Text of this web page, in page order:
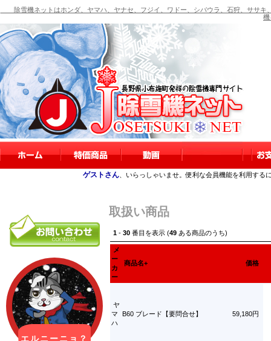
除雪機ネットはホンダ、ヤマハ、ヤナセ、フジイ、ワドー、シバウラ、石狩、ササキ
機
ゲストさん 、いらっしゃいませ。便利な会員機能を利用する
取扱い商品
1 - 30 番目を表示 (49 ある商品のうち)
メ
ー
カ
ー
商品名+ 価格
ヤ
マ
ハ
B60 ブレード【要問合せ】 59,180円